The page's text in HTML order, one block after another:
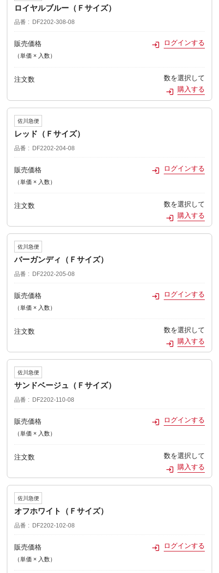
ロイヤルブルー（Ｆサイズ）
品番 DF2202-308-08
販売価格
（単価 × 入数）
ログインする
注文数
数を選択して
購入する
佐川急便
レッド（Ｆサイズ）
品番 DF2202-204-08
販売価格
（単価 × 入数）
ログインする
注文数
数を選択して
購入する
佐川急便
バーガンディ（Ｆサイズ）
品番 DF2202-205-08
販売価格
（単価 × 入数）
ログインする
注文数
数を選択して
購入する
佐川急便
サンドベージュ（Ｆサイズ）
品番 DF2202-110-08
販売価格
（単価 × 入数）
ログインする
注文数
数を選択して
購入する
佐川急便
オフホワイト（Ｆサイズ）
品番 DF2202-102-08
販売価格
（単価 × 入数）
ログインする